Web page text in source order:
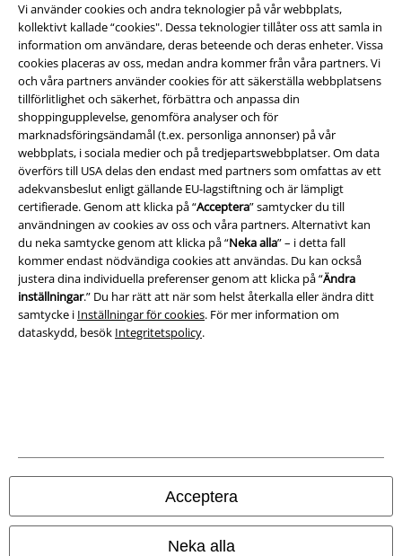
Vi använder cookies och andra teknologier på vår webbplats,
kollektivt kallade “cookies". Dessa teknologier tillåter oss att samla in
information om användare, deras beteende och deras enheter. Vissa
cookies placeras av oss, medan andra kommer från våra partners. Vi
och våra partners använder cookies för att säkerställa webbplatsens
tillförlitlighet och säkerhet, förbättra och anpassa din
shoppingupplevelse, genomföra analyser och för
marknadsföringsändamål (t.ex. personliga annonser) på vår
webbplats, i sociala medier och på tredjepartswebbplatser. Om data
överförs till USA delas den endast med partners som omfattas av ett
adekvansbeslut enligt gällande EU-lagstiftning och är lämpligt
certifierade. Genom att klicka på “Acceptera” samtycker du till
användningen av cookies av oss och våra partners. Alternativt kan
du neka samtycke genom att klicka på “Neka alla” – i detta fall
kommer endast nödvändiga cookies att användas. Du kan också
justera dina individuella preferenser genom att klicka på “Ändra
inställningar.” Du har rätt att när som helst återkalla eller ändra ditt
samtycke i Inställningar för cookies. För mer information om
dataskydd, besök Integritetspolicy.
Acceptera
Neka alla
Juridisk information/Villkor
Villkor
Om oss
Ladda ner villkoren
Avfallshantering och miljöskydd
Försäkran om överensstämmelse
Information om tillgänglighet